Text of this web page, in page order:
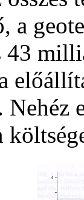
a
43